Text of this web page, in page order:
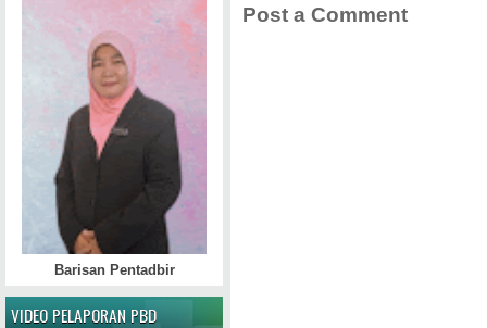
Post a Comment
Barisan Pentadbir
VIDEO PELAPORAN PBD